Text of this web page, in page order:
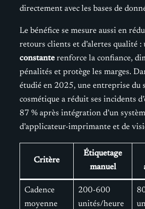
directement avec les bases de
Le bénéfice se mesure aussi en
retours clients et d’alertes qualité :
constante renforce la confiance,
pénalités et protège les marges.
étudié en 2025, une entreprise du
cosmétique a réduit ses incidents
87 % après intégration d’un
d’applicateur-imprimante et de
Critère
Étiquetage
manuel
Cadence
moyenne
200-600
unités/heure